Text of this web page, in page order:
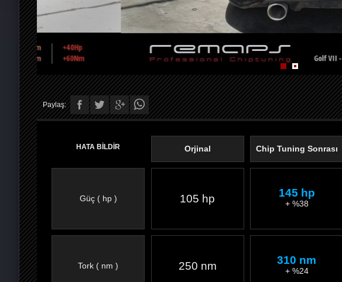
Paylaş:
HATA BİLDİR
Güç ( hp )
Tork ( nm )
Orjinal
105 hp
250 nm
Chip Tuning Sonrası
145 hp
+ %38
310 nm
+ %24